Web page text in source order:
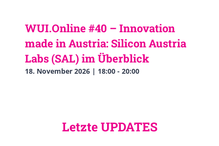
WUI.Online #40 – Innovation
made in Austria: Silicon Austria
Labs (SAL) im Überblick
18. November 2026 | 18:00 - 20:00
Letzte UPDATES